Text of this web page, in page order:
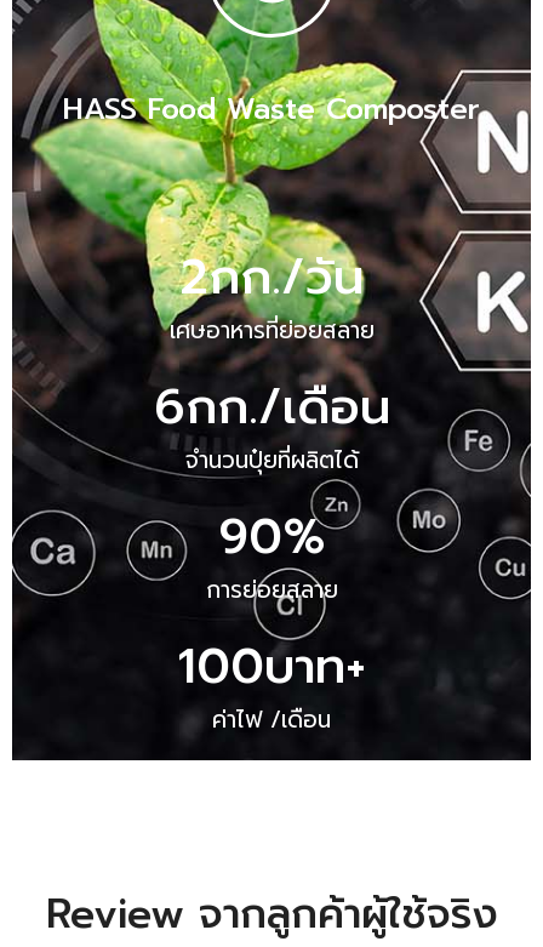
HASS Food Waste Composter
เศษอาหารที่ย่อยสลาย
2กก./วัน
จำนวนปุ๋ยที่ผลิตได้
6กก./เดือน
การย่อยสลาย
90%
ค่าไฟ /เดือน
100บาท+
Review จากลูกค้าผู้ใช้จริง